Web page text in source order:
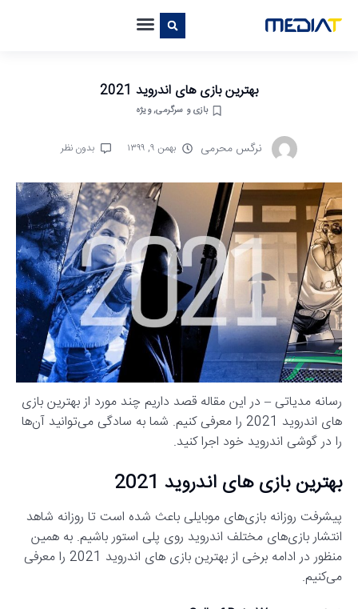
بهترین بازی های اندروید 2021
بازی و سرگرمی,ویژه
نرگس محرمی بهمن ۹, ۱۳۹۹ بدون نظر
رسانه مدیاتی – در این مقاله قصد داریم چند مورد از بهترین بازی
های اندروید 2021 را معرفی کنیم. شما به سادگی می‌توانید آن‌ها
را در گوشی اندروید خود اجرا کنید.
بهترین بازی های اندروید 2021
پیشرفت روزانه بازی‌های موبایلی باعث شده است تا روزانه شاهد
انتشار بازی‌های مختلف اندروید روی پلی استور باشیم. به همین
منظور در ادامه برخی از بهترین بازی های اندروید 2021 را معرفی
می‌کنیم.